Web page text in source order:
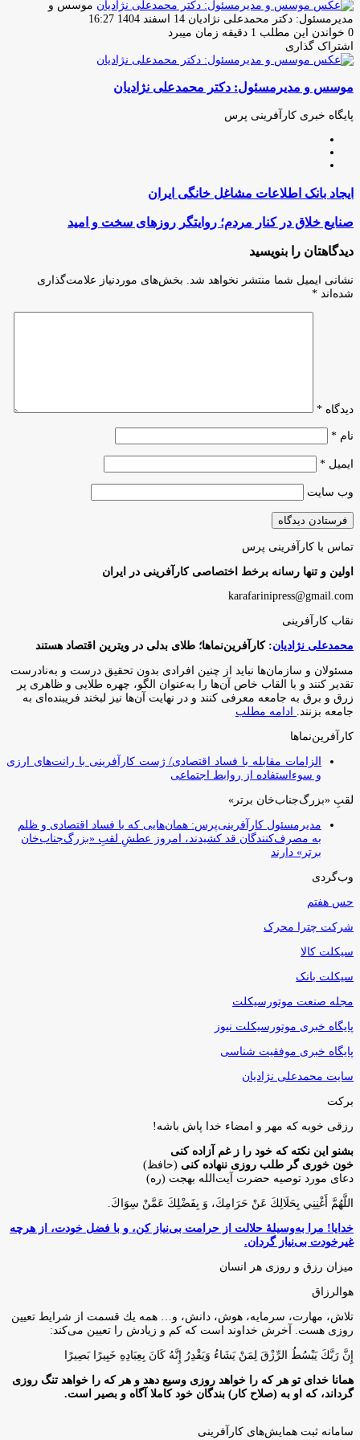
موسس و
مدیرمسئول: دکتر محمدعلی نژادیان ارسال
ایمیل
14 اسفند 1404 16:27
0 خواندن این مطلب 1 دقیقه زمان میبرد
اشتراک گذاری
فیس
توئیتر
لینکدین
واتس
تلگرام
اشتراک
از
ایمیل
چاپ
موسس و مدیرمسئول: دکتر محمدعلی نژادیان
پایگاه خبری کارآفرینی پرس
ایجاد
اطلاعات
مشاغل
خانگی
ایران
ایجاد بانک اطلاعات مشاغل خانگی ایران
صنایع
در
مردم؛
روایتگر
صنایع خلاق در کنار مردم؛ روایتگر روزهای سخت و امید
دیدگاهتان را بنویسید
نشانی ایمیل شما منتشر نخواهد شد.
بخش‌های موردنیاز علامت‌گذاری
شده‌اند *
دیدگاه *
نام *
ایمیل *
وب‌ سایت
تماس با کارآفرینی پرس
اولین و تنها رسانه برخط اختصاصی کارآفرینی در ایران
karafarinipress@gmail.com
نقاب کارآفرینی
محمدعلی نژادیان: کارآفرین‌نماها؛ طلای بدلی در ویترین اقتصاد هستند
مسئولان و سازمان‌ها نباید از چنین افرادی بدون تحقیق درست و به‌نادرست
تقدیر کنند و با القاب خاص آ‌ن‌ها را به‌عنوان الگو، چهره طلایی و ظاهری پر
زرق و برق به جامعه معرفی کنند و در نهایت آن‌ها نیز لبخند فریبنده‌ای به
جامعه بزنند.
ادامه مطلب
کارآفرین‌نماها
الزامات مقابله با فساد اقتصادی/ ژست کارآفرینی با رانت‌های ارزی
و سوءاستفاده از روابط اجتماعی
لقبِ «بزرگ‌جناب‌خان برتر»
مدیرمسئول کارآفرینی‌پرس: همان‌هایی که با فساد اقتصادی و ظلم
به مصرف‌کنندگان قد کشیدند، امروز عطشِ لقبِ «بزرگ‌جناب‌خان
برتر» دارند
وب‌گردی
حس هفتم
شرکت چترا محرک
سیکلت کالا
سیکلت بانک
مجله صنعت موتورسیکلت
پایگاه خبری موتورسیکلت نیوز
پایگاه خبری موفقیت شناسی
سایت محمدعلی نژادیان
برکت
رزقی خوبه كه مهر و امضاء خدا پاش باشه!
بشنو این نکته که خود را ز غم آزاده کنی
خون خوری گر طلب روزی ننهاده کنی (حافظ)
دعای مورد توصیه حضرت آیت‌الله بهجت (ره)
اللَّهُمَّ أَغْنِنِي بِحَلَالِكَ عَنْ حَرَامِكَ، وَ بِفَضْلِكَ عَمَّنْ سِوَاكَ‏.
خدایا! مرا به‌وسیلۀ حلالت از حرامت بی‌نیاز کن، و با فضل خودت، از هرچه
غیرخودت بی‌نیاز گردان.
میزان رزق و روزی هر انسان
هوالرزاق
تلاش، مهارت، سرمايه، هوش، دانش، و… همه يك قسمت از شرايط تعيين
روزى هست. آخرش خداوند است كه كم و زيادش را تعيين مى‌كند:
إِنَّ رَبَّكَ يَبْسُطُ الرِّزْقَ لِمَنْ يَشَاءُ وَيَقْدِرُ إِنَّهُ كَانَ بِعِبَادِهِ خَبِيرًا بَصِيرًا
همانا خدای تو هر که را خواهد روزی وسیع دهد و هر که را خواهد تنگ روزی
گرداند، که او به (صلاح کار) بندگان خود کاملا آگاه و بصیر است.
سامانه ثبت همایش‌های کارآفرینی